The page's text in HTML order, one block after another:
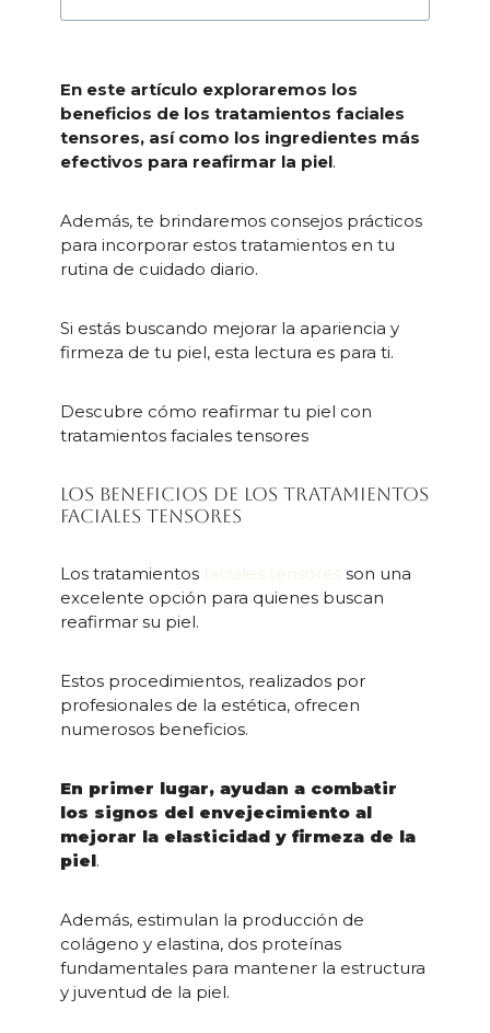
En este artículo exploraremos los
beneficios de los tratamientos faciales
tensores, así como los ingredientes más
efectivos para reafirmar la piel.
Además, te brindaremos consejos prácticos
para incorporar estos tratamientos en tu
rutina de cuidado diario.
Si estás buscando mejorar la apariencia y
firmeza de tu piel, esta lectura es para ti.
Descubre cómo reafirmar tu piel con
tratamientos faciales tensores
Los beneficios de los tratamientos
faciales tensores
Los tratamientos
son una
excelente opción para quienes buscan
reafirmar su piel.
Estos procedimientos, realizados por
profesionales de la estética, ofrecen
numerosos beneficios.
En primer lugar, ayudan a combatir
los signos del envejecimiento al
mejorar la elasticidad y firmeza de la
piel.
Además, estimulan la producción de
colágeno y elastina, dos proteínas
fundamentales para mantener la estructura
y juventud de la piel.